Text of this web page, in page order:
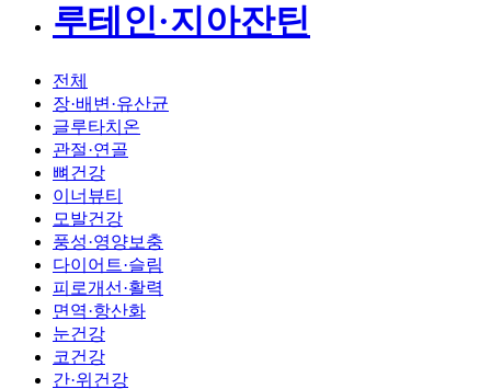
루테인·지아잔틴
전체
장·배변·유산균
글루타치온
관절·연골
뼈건강
이너뷰티
모발건강
풍성·영양보충
다이어트·슬림
피로개선·활력
면역·항산화
눈건강
코건강
간·위건강